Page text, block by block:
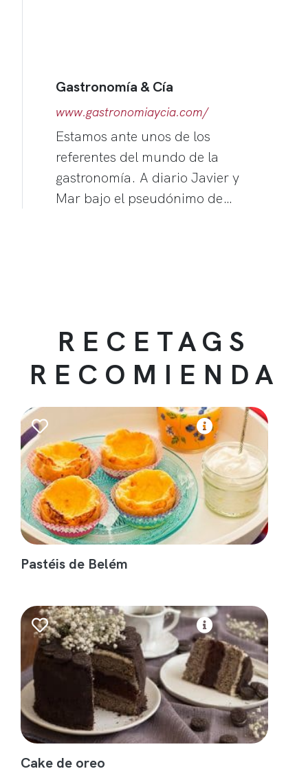
Gastronomía & Cía
www.gastronomiaycia.com/
Estamos ante unos de los
referentes del mundo de la
gastronomía. A diario Javier y
Mar bajo el pseudónimo de…
RECETAGS
RECOMIENDA
Pastéis de Belém
Cake de oreo